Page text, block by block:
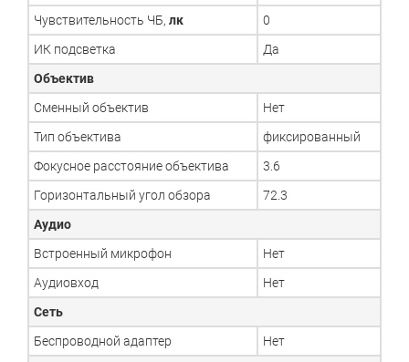
Чувствительность ЧБ, лк
0
ИК подсветка
Да
Объектив
Сменный объектив
Нет
Тип объектива
фиксированный
Фокусное расстояние объектива
3.6
Горизонтальный угол обзора
72.3
Аудио
Встроенный микрофон
Нет
Аудиовход
Нет
Сеть
Беспроводной адаптер
Нет